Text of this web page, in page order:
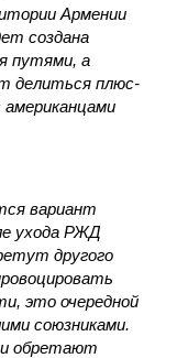
Армении
создана
путями, а
делиться плюс-
вариант
ухода РЖД
другого
это очередной
союзниками.
обретают